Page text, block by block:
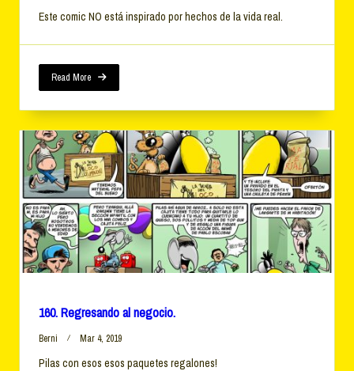
Este comic NO está inspirado por hechos de la vida real.
Read More
160. Regresando al negocio.
Berni Mar 4, 2019
Pilas con esos esos paquetes regalones!